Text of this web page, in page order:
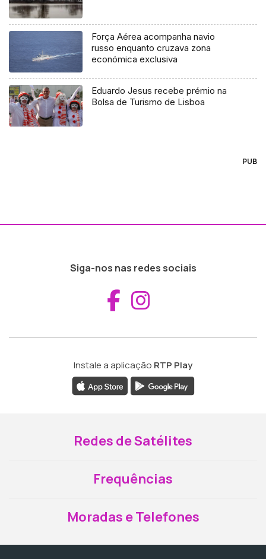
Força Aérea acompanha navio
russo enquanto cruzava zona
económica exclusiva
Eduardo Jesus recebe prémio na
Bolsa de Turismo de Lisboa
PUB
Siga-nos nas redes sociais
Aceder ao
Instale a aplicação RTP Play
Redes de Satélites
Frequências
Moradas e Telefones